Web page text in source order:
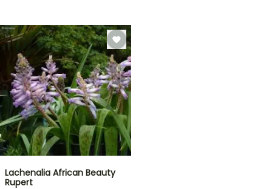
Lachenalia African Beauty
Rupert